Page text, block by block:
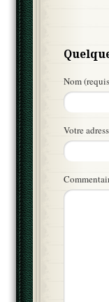
Nom
Votre